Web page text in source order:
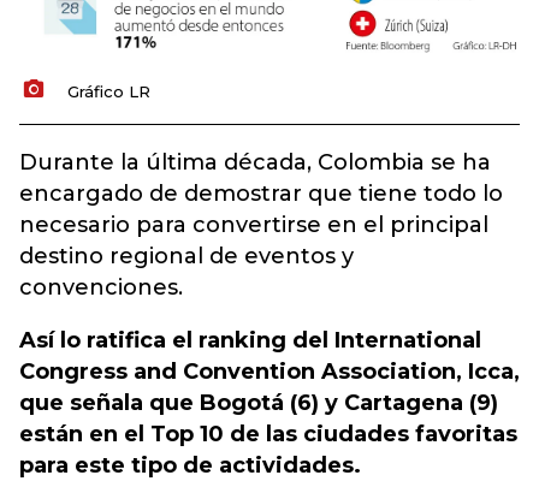
Gráfico LR
Durante la última década, Colombia se ha
encargado de demostrar que tiene todo lo
necesario para convertirse en el principal
destino regional de eventos y
convenciones.
Así lo ratifica el ranking del International
Congress and Convention Association, Icca,
que señala que Bogotá (6) y Cartagena (9)
están en el Top 10 de las ciudades favoritas
para este tipo de actividades.